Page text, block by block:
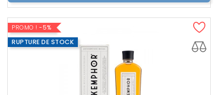
PROMO ! -5%
RUPTURE DE STOCK